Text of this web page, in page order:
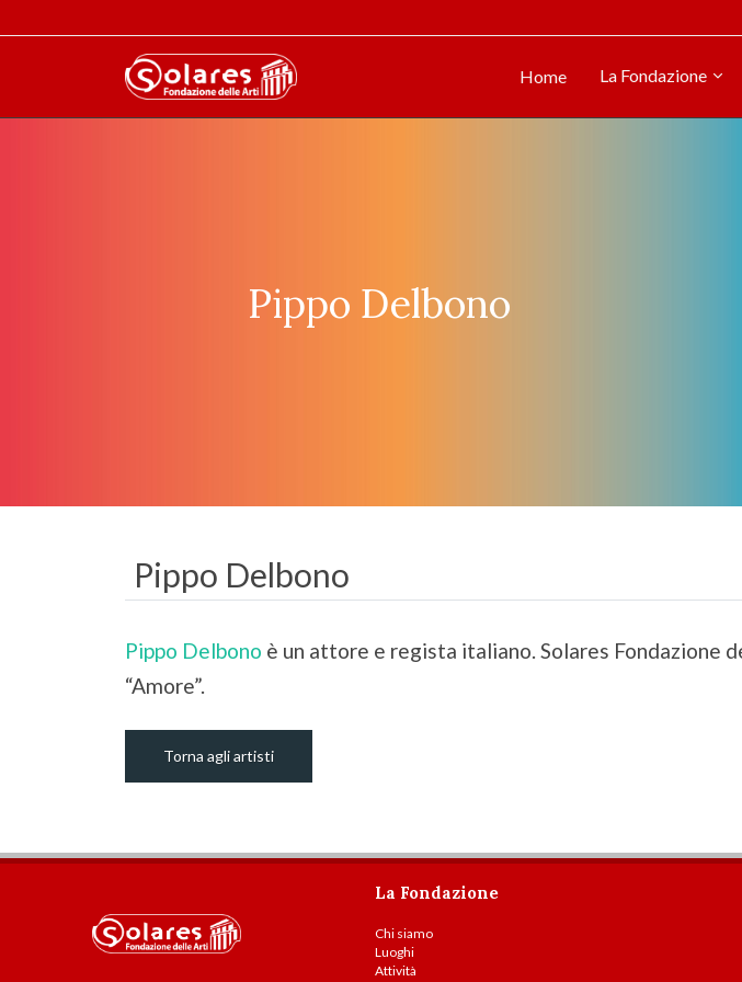
Home La Fondazione
Pippo Delbono
Pippo Delbono
Pippo Delbono è un attore e regista italiano. Solares
“Amore”.
Torna agli artisti
La Fondazione
Chi siamo
Luoghi
Attività